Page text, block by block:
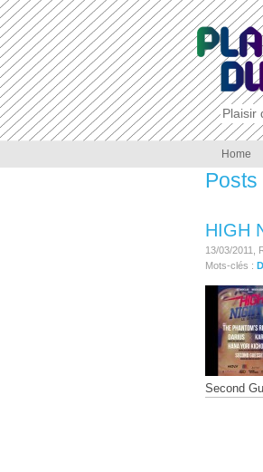
Plaisir
Home
Posts
HIGH
13/03/2011,
Mots-clés :
Second